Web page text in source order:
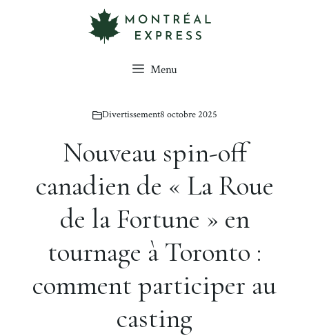
Menu
Divertissement8 octobre 2025
Nouveau spin-off
canadien de « La Roue
de la Fortune » en
tournage à Toronto :
comment participer au
casting